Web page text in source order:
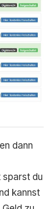
dann
sparst du
kannst